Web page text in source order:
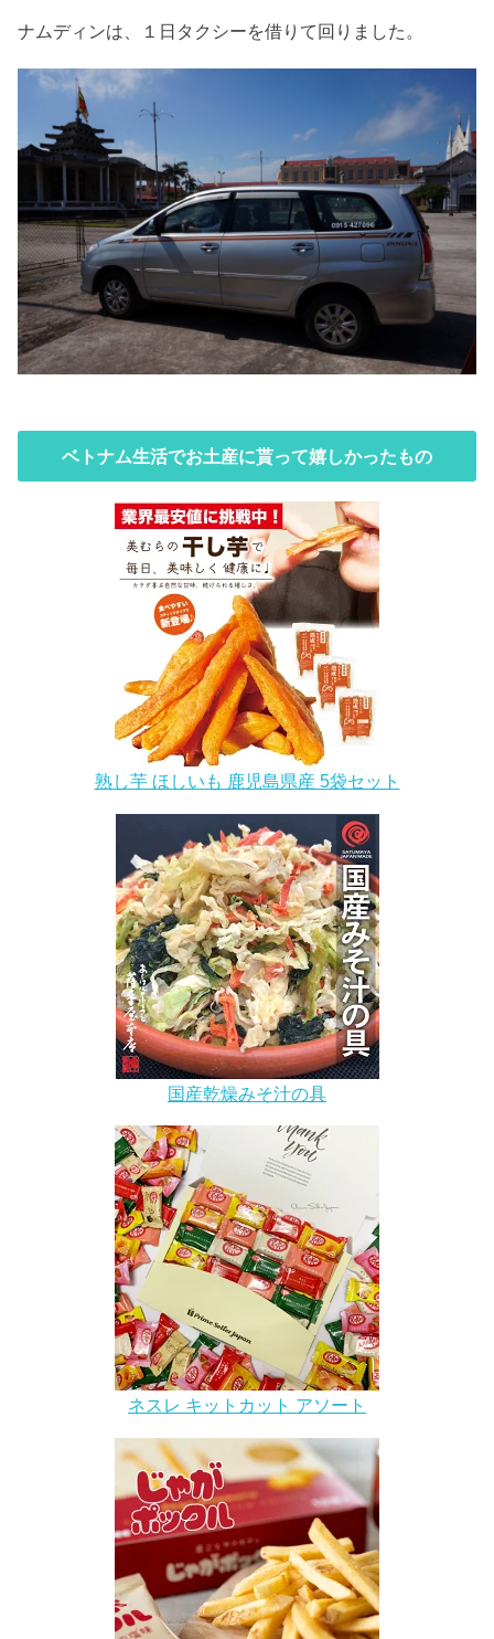
ナムディンは、１日タクシーを借りて回りました。
ベトナム生活でお土産に貰って嬉しかったもの
熟し芋 ほしいも 鹿児島県産 5袋セット
国産乾燥みそ汁の具
ネスレ キットカット アソート